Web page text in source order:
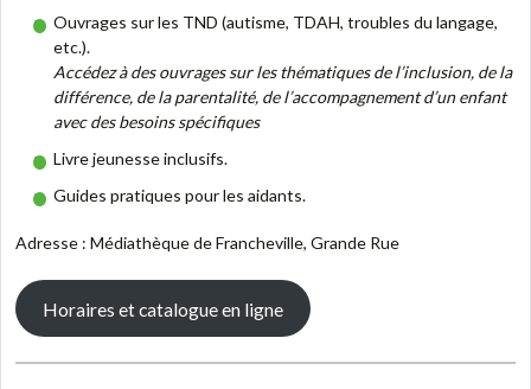
Ouvrages sur les TND (autisme, TDAH, troubles du langage,
etc.).
Accédez à des ouvrages sur les thématiques de l’inclusion, de la
différence, de la parentalité, de l’accompagnement d’un enfant
avec des besoins spécifiques
Livre jeunesse inclusifs.
Guides pratiques pour les aidants.
Adresse : Médiathèque de Francheville, Grande Rue
Horaires et catalogue en ligne